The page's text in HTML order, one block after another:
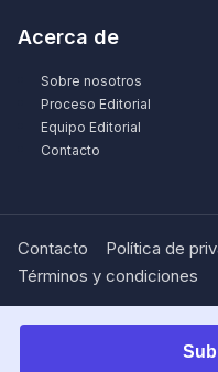
Acerca de
Sobre nosotros
Proceso Editorial
Equipo Editorial
Contacto
Contacto
Política de
Términos y condiciones
© 2026 Passport-Photo.online